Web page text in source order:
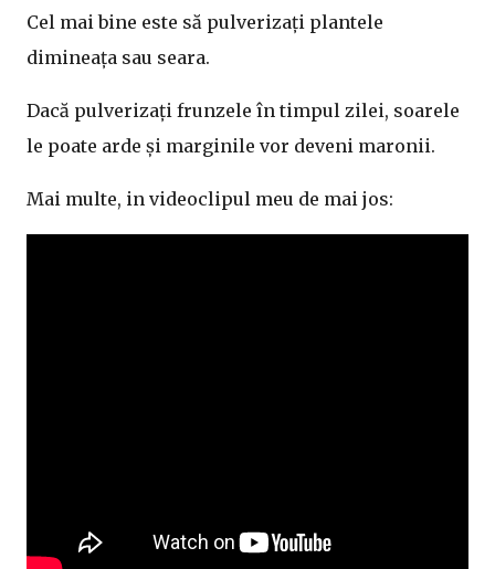
Cel mai bine este să pulverizați plantele
dimineața sau seara.
Dacă pulverizați frunzele în timpul zilei, soarele
le poate arde și marginile vor deveni maronii.
Mai multe, in videoclipul meu de mai jos: